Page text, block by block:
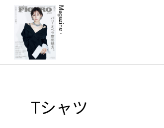
Magazine
Tシャツ